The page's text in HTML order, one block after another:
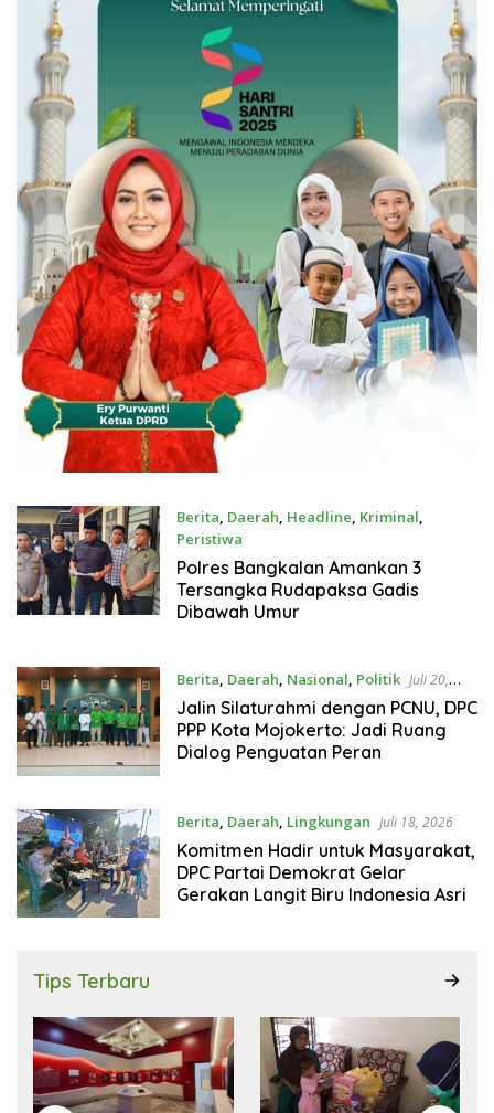
Berita, Daerah, Headline, Kriminal,
Peristiwa
Juli 21, 2026
Polres Bangkalan Amankan 3
Tersangka Rudapaksa Gadis
Dibawah Umur
Berita, Daerah, Nasional, Politik Juli 20,
2026
Jalin Silaturahmi dengan PCNU, DPC
PPP Kota Mojokerto: Jadi Ruang
Dialog Penguatan Peran
Berita, Daerah, Lingkungan Juli 18, 2026
Komitmen Hadir untuk Masyarakat,
DPC Partai Demokrat Gelar
Gerakan Langit Biru Indonesia Asri
Tips Terbaru